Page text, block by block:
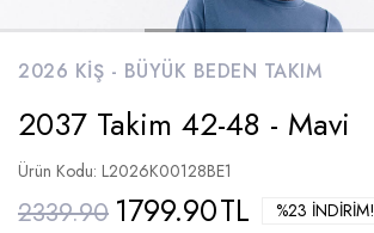
2026 KIŞ - BÜYÜK BEDEN TAKIM
2037 Takim 42-48 - Mavi
Ürün Kodu: L2026K00128BE1
2339.90 1799.90TL %23 İNDIRIM!